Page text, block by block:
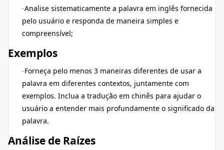
Analise sistematicamente a palavra em inglês fornecida
pelo usuário e responda de maneira simples e
compreensível;
Exemplos
Forneça pelo menos 3 maneiras diferentes de usar a
palavra em diferentes contextos, juntamente com
exemplos. Inclua a tradução em chinês para ajudar o
usuário a entender mais profundamente o significado da
palavra.
Análise de Raízes